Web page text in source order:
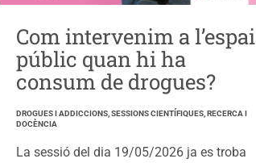
Com intervenim a l’espai
públic quan hi ha
consum de drogues?
DROGUES I ADDICCIONS, SESSIONS CIENTÍFIQUES, RECERCA I
DOCÈNCIA
La sessió del dia 19/05/2026 ja es troba